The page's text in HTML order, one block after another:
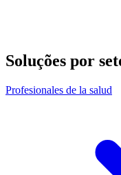
Soluções por
Profesionales de la salud